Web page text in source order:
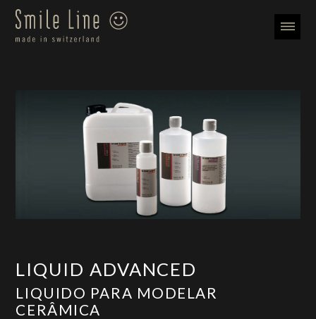
LIQUID ADVANCED
LIQUIDO PARA MODELAR
CERÂMICA